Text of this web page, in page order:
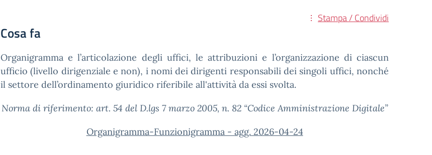
Stampa / Condividi
Cosa fa
Organigramma e l’articolazione degli uffici, le attribuzioni e l’organizzazione di ciascun
ufficio (livello dirigenziale e non), i nomi dei dirigenti responsabili dei singoli uffici, nonché
il settore dell’ordinamento giuridico riferibile all'attività da essi svolta.
Norma di riferimento: art. 54 del D.lgs 7 marzo 2005, n. 82 “Codice Amministrazione Digitale”
Organigramma-Funzionigramma - agg. 2026-04-24